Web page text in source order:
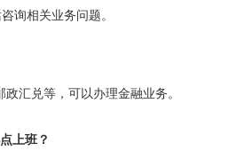
询相关业务问题。
汇兑等，可以办理金融业务。
上班？